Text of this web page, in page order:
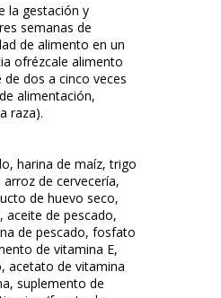
la gestación y
semanas de
de alimento en un
ofrézcale alimento
dos a cinco veces
alimentación,
raza).
harina de maíz, trigo
de cervecería,
de huevo seco,
de pescado,
de pescado, fosfato
de vitamina E,
acetato de vitamina
suplemento de